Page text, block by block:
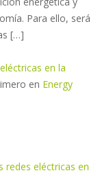
Para ello, será
[…]
en la
en Energy
redes eléctricas en